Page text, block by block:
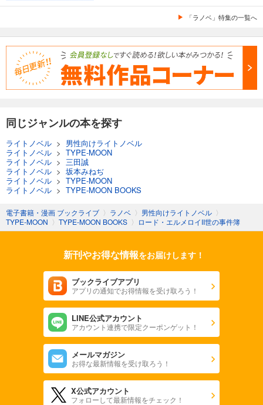
「ラノベ」特集の一覧へ
同じジャンルの本を探す
ライトノベル > 男性向けライトノベル
ライトノベル > TYPE-MOON
ライトノベル > 三田誠
ライトノベル > 坂本みねぢ
ライトノベル > TYPE-MOON
ライトノベル > TYPE-MOON BOOKS
電子書籍・漫画 ブックライブ 〉 ラノベ 〉 男性向けライトノベル 〉
TYPE-MOON 〉 TYPE-MOON BOOKS 〉 ロード・エルメロイII世の事件簿
新刊やお得な情報をお届けします！
ブックライブアプリ
アプリの通知でお得情報を受け取ろう！
LINE公式アカウント
アカウント連携で限定クーポンゲット！
メールマガジン
お得な最新情報を受け取ろう！
X公式アカウント
フォローして最新情報をチェック！